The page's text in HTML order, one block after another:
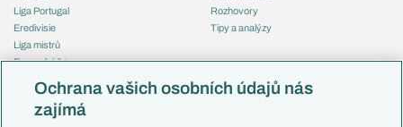
Liga Portugal
Eredivisie
Liga mistrů
Evropská liga
Mistrovství světa
Liga národů
Rozhovory
Tipy a analýzy
Česko
Ochrana vašich osobních údajů nás
zajímá